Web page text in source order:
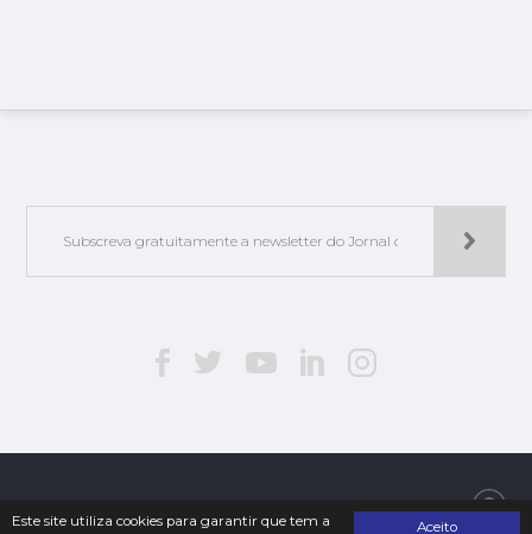
Aceito
Este site utiliza cookies para garantir que tem a